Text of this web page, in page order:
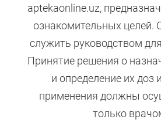
aptekaonline.uz,
ознакомительных целей.
служить руководством
Принятие решения о
и определение их доз
применения должны
только